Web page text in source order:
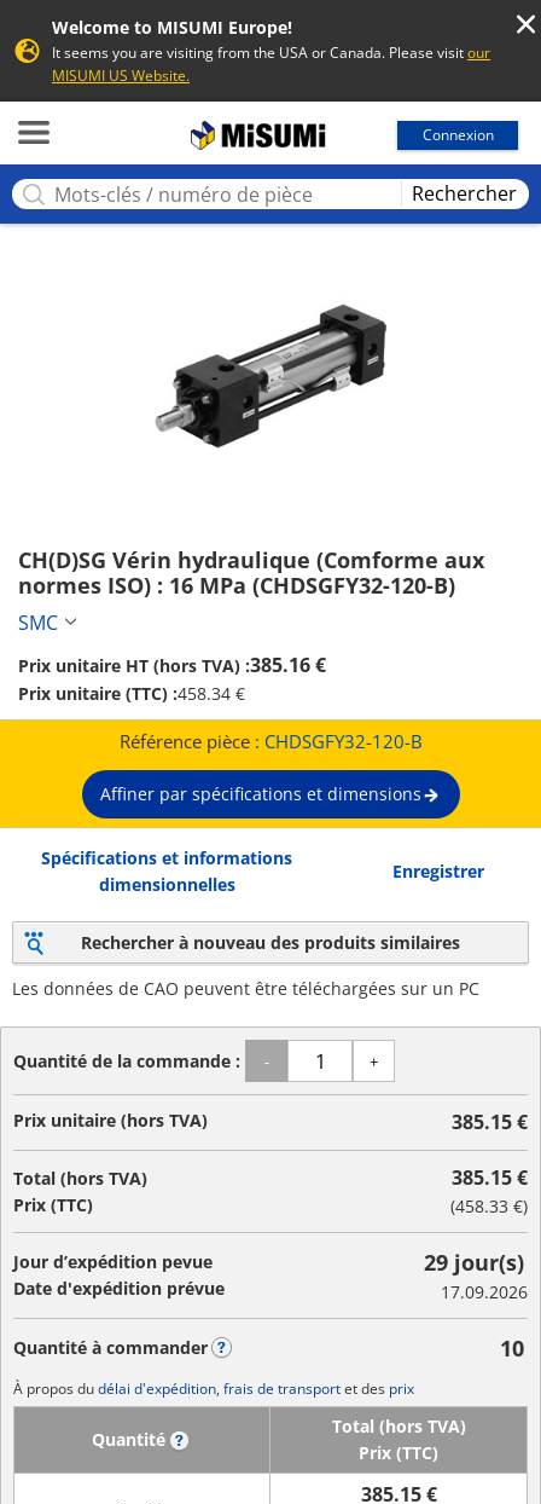
Welcome to MISUMI Europe!
It seems you are visiting from the USA or Canada. Please visitour
MISUMI US Website.
Connexion
Rechercher
CH(D)SG Vérin hydraulique (Comforme aux
normes ISO) : 16 MPa (CHDSGFY32-120-B)
SMC
Prix unitaire HT (hors TVA) :385.16 €
Prix unitaire (TTC) :458.34 €
Référence pièce : CHDSGFY32-120-B
Affiner par spécifications et dimensions
Spécifications et informations
dimensionnelles
Enregistrer
Rechercher à nouveau des produits similaires
Les données de CAO peuvent être téléchargées sur un PC
Quantité de la commande : - +
Prix unitaire (hors TVA) 385.15 €
Total (hors TVA)
Prix (TTC)
385.15 €
(458.33 €)
Jour d’expédition pevue
Date d'expédition prévue
29 jour(s)
17.09.2026
Quantité à commander 10
À propos dudélai d'expédition, frais de transportet des prix
Quantité
Total (hors TVA)
Prix (TTC)
385.15 €